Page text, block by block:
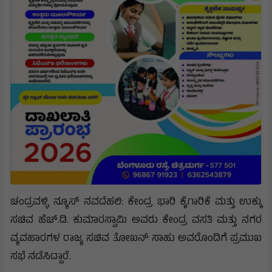
ಚಂದ್ರವಳ್ಳಿ ನ್ಯೂಸ್ ನವದೆಹಲಿ: ಕೇಂದ್ರ ಭಾರಿ ಕೈಗಾರಿಕೆ ಮತ್ತು ಉಕ್ಕು
ಸಚಿವ ಹೆಚ್.ಡಿ. ಕುಮಾರಸ್ವಾಮಿ ಅವರು ಕೇಂದ್ರ ವಸತಿ ಮತ್ತು ನಗರ
ವ್ಯವಹಾರಗಳ ರಾಜ್ಯ ಸಚಿವ ತೋಖನ್ ಸಾಹು ಅವರೊಂದಿಗೆ ಪ್ರಮುಖ
ಸಭೆ ನಡೆಸಿದ್ದಾರೆ.